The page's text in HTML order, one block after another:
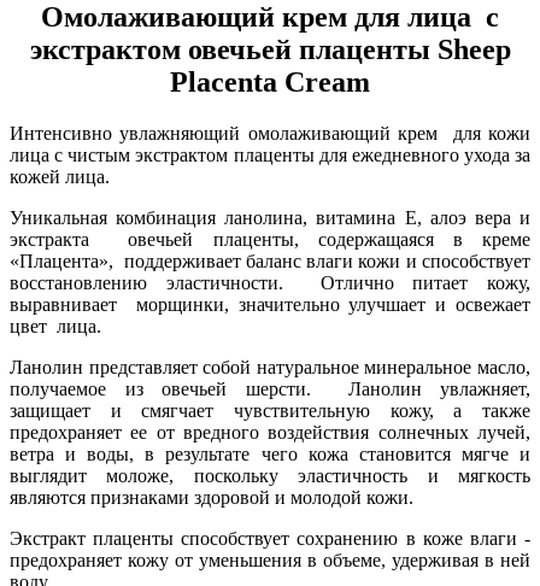
Омолаживающий крем для лица с
экстрактом овечьей плаценты Sheep
Placenta Cream
Интенсивно увлажняющий омолаживающий крем для кожи
лица с чистым экстрактом плаценты для ежедневного ухода за
кожей лица.
Уникальная комбинация ланолина, витамина Е, алоэ вера и
экстракта овечьей плаценты, содержащаяся в креме
«Плацента», поддерживает баланс влаги кожи и способствует
восстановлению эластичности. Отлично питает кожу,
выравнивает морщинки, значительно улучшает и освежает
цвет лица.
Ланолин представляет собой натуральное минеральное масло,
получаемое из овечьей шерсти. Ланолин увлажняет,
защищает и смягчает чувствительную кожу, а также
предохраняет ее от вредного воздействия солнечных лучей,
ветра и воды, в результате чего кожа становится мягче и
выглядит моложе, поскольку эластичность и мягкость
являются признаками здоровой и молодой кожи.
Экстракт плаценты способствует сохранению в коже влаги -
предохраняет кожу от уменьшения в объеме, удерживая в ней